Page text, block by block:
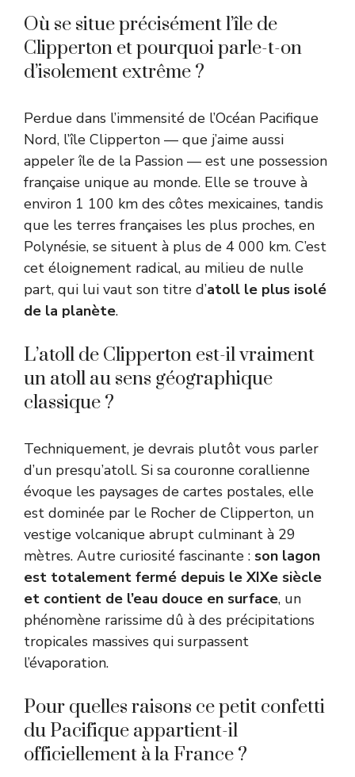
Où se situe précisément l’île de
Clipperton et pourquoi parle-t-on
d’isolement extrême ?
Perdue dans l’immensité de l’Océan Pacifique
Nord, l’île Clipperton — que j’aime aussi
appeler île de la Passion — est une possession
française unique au monde. Elle se trouve à
environ 1 100 km des côtes mexicaines, tandis
que les terres françaises les plus proches, en
Polynésie, se situent à plus de 4 000 km. C’est
cet éloignement radical, au milieu de nulle
part, qui lui vaut son titre d’atoll le plus isolé
de la planète.
L’atoll de Clipperton est-il vraiment
un atoll au sens géographique
classique ?
Techniquement, je devrais plutôt vous parler
d’un presqu’atoll. Si sa couronne corallienne
évoque les paysages de cartes postales, elle
est dominée par le Rocher de Clipperton, un
vestige volcanique abrupt culminant à 29
mètres. Autre curiosité fascinante : son lagon
est totalement fermé depuis le XIXe siècle
et contient de l’eau douce en surface, un
phénomène rarissime dû à des précipitations
tropicales massives qui surpassent
l’évaporation.
Pour quelles raisons ce petit confetti
du Pacifique appartient-il
officiellement à la France ?